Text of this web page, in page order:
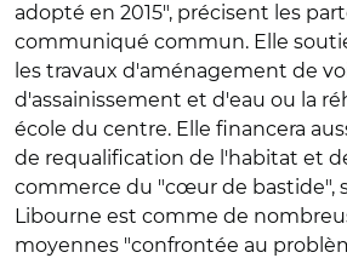
adopté en 2015", précisent les
communiqué commun. Elle
les travaux d'aménagement de
d'assainissement et d'eau ou la
école du centre. Elle financera
de requalification de l'habitat et
commerce du "cœur de bastide",
Libourne est comme de
moyennes "confrontée au